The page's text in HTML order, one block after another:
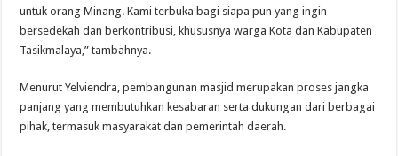
untuk orang Minang. Kami terbuka bagi siapa pun yang ingin
bersedekah dan berkontribusi, khususnya warga Kota dan Kabupaten
Tasikmalaya,” tambahnya.
Menurut Yelviendra, pembangunan masjid merupakan proses jangka
panjang yang membutuhkan kesabaran serta dukungan dari berbagai
pihak, termasuk masyarakat dan pemerintah daerah.